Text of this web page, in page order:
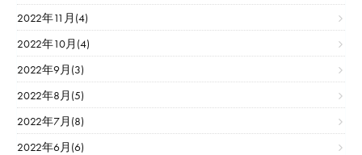
2022年11月(4)
2022年10月(4)
2022年9月(3)
2022年8月(5)
2022年7月(8)
2022年6月(6)